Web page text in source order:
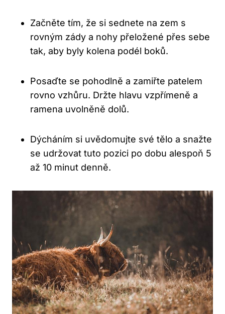
Začněte tím, že si sednete na zem s
‍rovným ​zády‍ a nohy přeložené přes sebe
tak, aby byly‌ kolena podél boků.
Posaďte ⁢se pohodlně a zamiřte patelem⁢
rovno vzhůru. Držte hlavu vzpřímeně‌ a
ramena⁢ uvolněně dolů.
Dýcháním si uvědomujte své tělo a snažte
se ‌udržovat tuto pozici po ‍dobu⁣ alespoň⁤ 5
až ​10 ‌minut ⁢denně.